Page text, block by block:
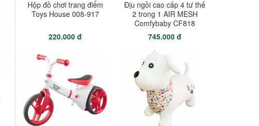
Hộp đồ chơi trang điểm
Toys House 008-917
220.000 đ
Địu ngồi cao cấp 4 tư thế
2 trong 1 AIR MESH
Comfybaby CF818
745.000 đ